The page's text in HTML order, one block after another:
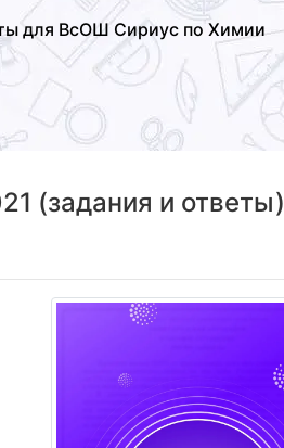
для ВсОШ Сириус по Химии
(задания и ответы)